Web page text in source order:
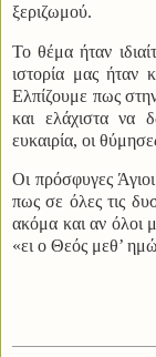
ξεριζωμού.
Το θέμα ήταν
ιστορία μας
Ελπίζουμε πως
και ελάχιστα να
ευκαιρία, οι
Οι πρόσφυγες
πως σε όλες τις
ακόμα και αν όλοι
«ει ο Θεός μεθ’